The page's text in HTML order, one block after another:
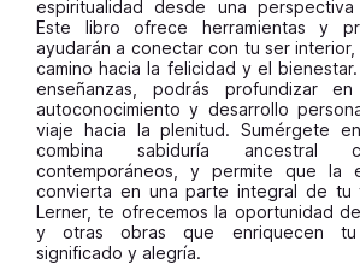
espiritualidad desde una perspectiva
Este libro ofrece herramientas y
ayudarán a conectar con tu ser
camino hacia la felicidad y el
enseñanzas, podrás profundizar
autoconocimiento y desarrollo
viaje hacia la plenitud. Sumérgete
combina sabiduría ancestral
contemporáneos, y permite que la
convierta en una parte integral de tu
Lerner, te ofrecemos la oportunidad
y otras obras que enriquecen
significado y alegría.